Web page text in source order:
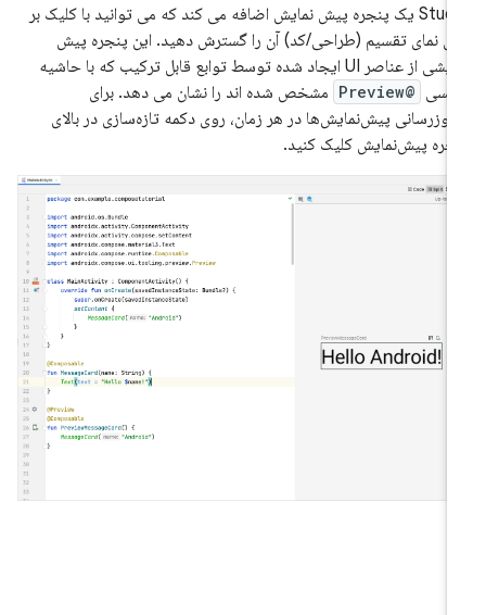
Studio یک پنجره پیش نمایش اضافه می کند که می توانید با کلیک بر
نمای تقسیم (طراحی/کد) آن را گسترش دهید. این پنجره پیش
نمایشی از عناصر UI ایجاد شده توسط توابع قابل ترکیب که با حاشیه
@Preview
مشخص شده اند را نشان می دهد. برای
پیش‌نمایش‌ها در هر زمان، روی دکمه تازه‌سازی در بالای
پیش‌نمایش کلیک کنید.